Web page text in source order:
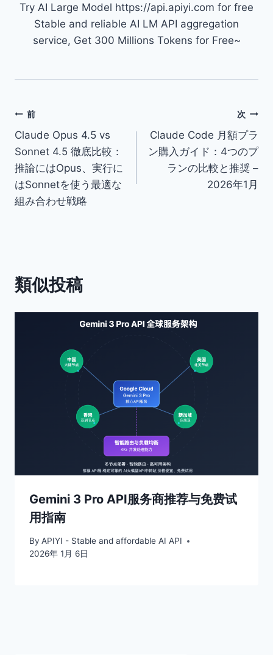
Try AI Large Model https://api.apiyi.com for free
Stable and reliable AI LM API aggregation
service, Get 300 Millions Tokens for Free~
投
稿
ナ
ビ
シ
ョ
前
Claude Opus 4.5 vs
Sonnet 4.5 徹底比較：
推論にはOpus、実行に
はSonnetを使う最適な
組み合わせ戦略
次
Claude Code 月額プラ
ン購入ガイド：4つのプ
ランの比較と推奨 –
2026年1月
類似投稿
Gemini 3 Pro API服务商推荐与免费试
用指南
By APIYI - Stable and affordable AI API
2026年 1月 6日